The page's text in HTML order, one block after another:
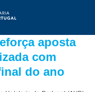
aposta
com
do ano